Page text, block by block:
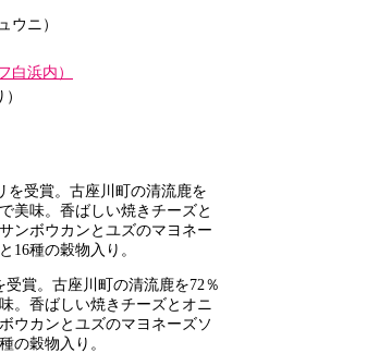
ウニ）
白浜内）
賞。古座川町の清流鹿を72％
。香ばしい焼きチーズとオニ
ウカンとユズのマヨネーズソ
の穀物入り。